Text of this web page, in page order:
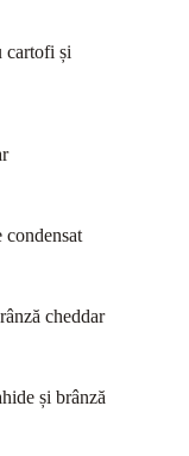
cartofi și
condensat
cheddar
și brânză